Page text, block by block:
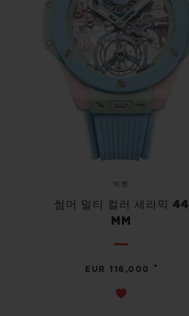
빅뱅
썸머 멀티 컬러 세라믹 44
MM
EUR 116,000 •